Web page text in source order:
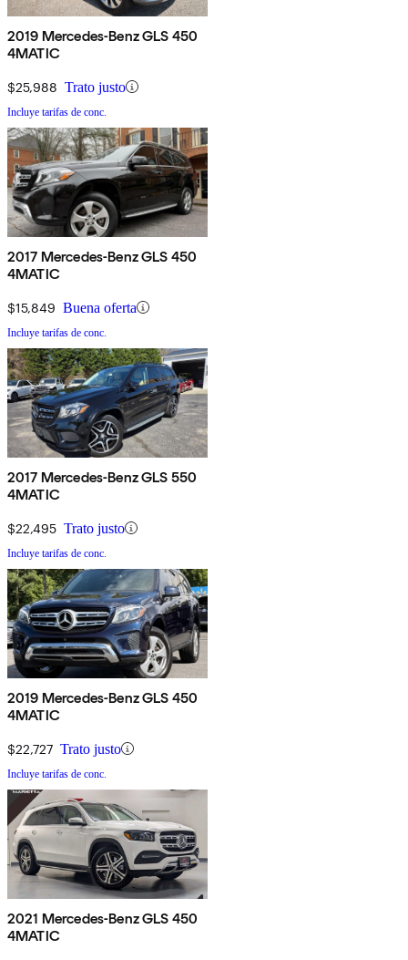
2019 Mercedes-Benz GLS 450
4MATIC
$25,988 Trato justo
Incluye tarifas de conc.
2017 Mercedes-Benz GLS 450
4MATIC
$15,849 Buena oferta
Incluye tarifas de conc.
2017 Mercedes-Benz GLS 550
4MATIC
$22,495 Trato justo
Incluye tarifas de conc.
2019 Mercedes-Benz GLS 450
4MATIC
$22,727 Trato justo
Incluye tarifas de conc.
2021 Mercedes-Benz GLS 450
4MATIC